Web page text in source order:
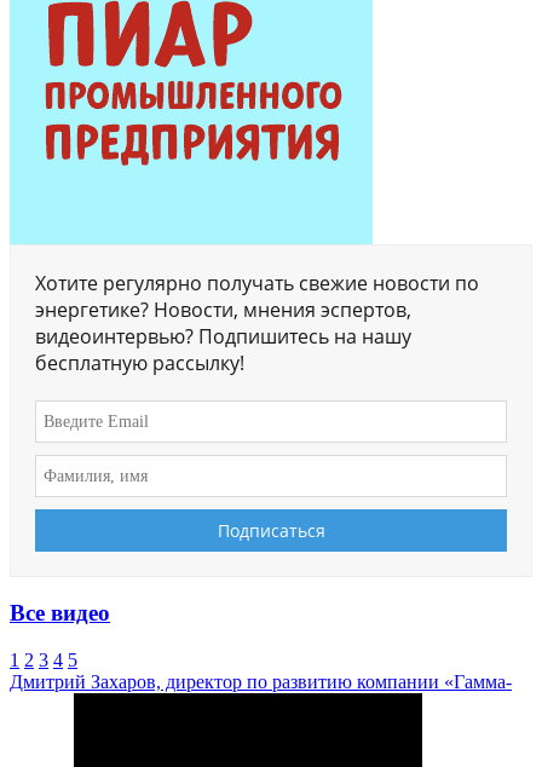
Хотите регулярно получать свежие новости по
энергетике? Новости, мнения эспертов,
видеоинтервью? Подпишитесь на нашу
бесплатную рассылку!
Все видео
1 2 3 4 5
Дмитрий Захаров, директор по развитию компании «Гамма-